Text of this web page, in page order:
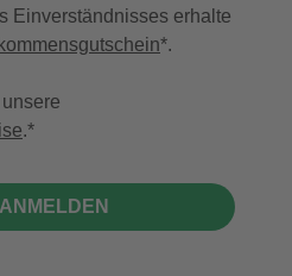
Einverständnisses erhalte
*.
.